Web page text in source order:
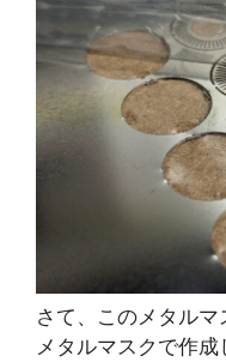
さて、このメタルマ
メタルマスクで作成